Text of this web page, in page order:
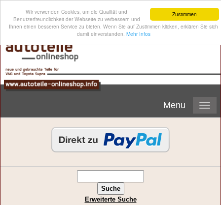
Zustimmen
Wir verwenden Cookies, um die Qualität und
Benutzerfreundlichkeit der Webseite zu verbessern und
Ihnen einen besseren Service zu bieten. Wenn Sie auf Zustimmen klicken, erklären Sie sich
damit einverstanden. Mehr Infos
Menu
Erweiterte Suche